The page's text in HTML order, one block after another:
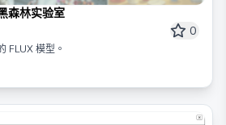
森林实验室
0
FLUX 模型。